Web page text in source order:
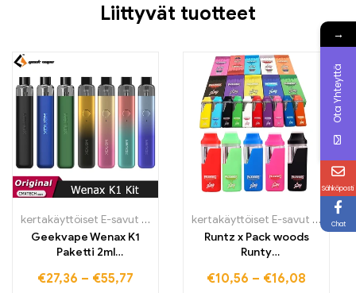
Liittyvät tuotteet
kertakäyttöiset E-savut Suomi kertakäyttöiset E-savut Suomi ,
Geekvape Wenax K1
Paketti 2ml
1,0 Ohm 600mAh Akulla
€27,36 – €55,77
kertakäyttöiset E-savut Suomi ,
Runtz x Pack woods
Runty
kynä savukkeisiin Vapes
€10,56 – €16,08
→
Ota Yhteyttä
Sähköposti
Chat